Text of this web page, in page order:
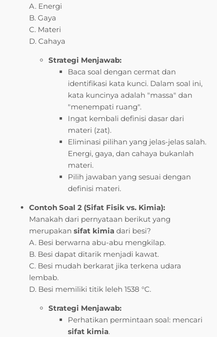
A. Energi
B. Gaya
C. Materi
D. Cahaya
Strategi Menjawab:
Baca soal dengan cermat dan
identifikasi kata kunci. Dalam soal ini,
kata kuncinya adalah "massa" dan
"menempati ruang".
Ingat kembali definisi dasar dari
materi (zat).
Eliminasi pilihan yang jelas-jelas salah.
Energi, gaya, dan cahaya bukanlah
materi.
Pilih jawaban yang sesuai dengan
definisi materi.
Contoh Soal 2 (Sifat Fisik vs. Kimia):
Manakah dari pernyataan berikut yang
merupakan sifat kimia dari besi?
A. Besi berwarna abu-abu mengkilap.
B. Besi dapat ditarik menjadi kawat.
C. Besi mudah berkarat jika terkena udara
lembab.
D. Besi memiliki titik leleh 1538 °C.
Strategi Menjawab:
Perhatikan permintaan soal: mencari
sifat kimia.